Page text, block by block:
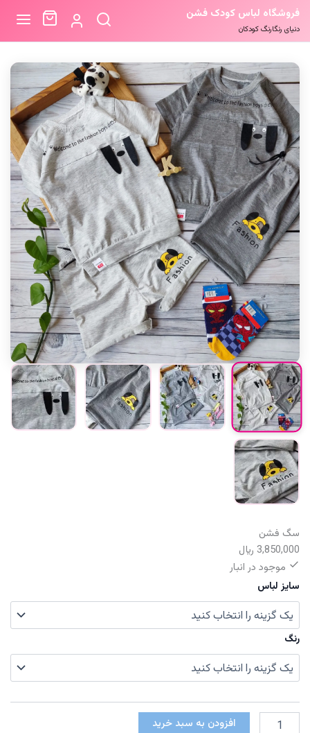
فروشگاه لباس کودک فشن
دنیای رنگارنگ کودکان
سگ فشن
3,850,000 ﷼
موجود در انبار
سایز لباس
رنگ
افزودن به سبد خرید